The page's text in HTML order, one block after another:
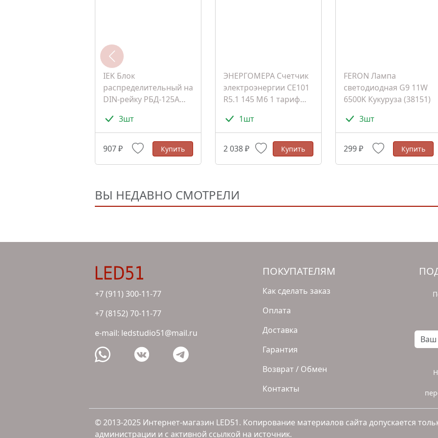
IEK Блок
распределительный на
DIN-рейку РБД-125А
3шт
907 ₽ Купить
ЭНЕРГОМЕРА Счетчик
электроэнергии СЕ101
R5.1 145 M6 1 тариф
(101001003011067)
1шт
2 038 ₽ Купить
FERON Лампа
светодиодная G9 11W
6500K Кукуруза (38151)
3шт
299 ₽ Купить
ВЫ НЕДАВНО СМОТРЕЛИ
+7 (911) 300-11-77
+7 (8152) 70-11-77
e-mail: ledstudio51@mail.ru
ПОКУПАТЕЛЯМ
Как сделать заказ
Оплата
Доставка
Гарантия
Возврат / Обмен
Контакты
Ваш
© 2013-2025 Интернет-магазин LED51. Копирование материалов сайта допускается
администрации и с активной ссылкой на источник.